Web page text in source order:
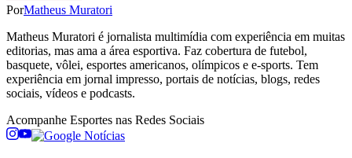
PorMatheus Muratori
Matheus Muratori é jornalista multimídia com experiência em muitas
editorias, mas ama a área esportiva. Faz cobertura de futebol,
basquete, vôlei, esportes americanos, olímpicos e e-sports. Tem
experiência em jornal impresso, portais de notícias, blogs, redes
sociais, vídeos e podcasts.
Acompanhe Esportes nas Redes Sociais